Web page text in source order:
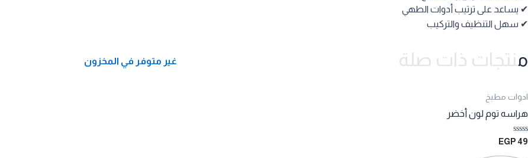
✔ يساعد على ترتيب أدوات الطهي
✔ سهل التنظيف والتركيب
منتجات ذات صلة غير متوفر في المخزون
ادوات مطبخ
هراسه توم لون أخضر
تم
49
EGP